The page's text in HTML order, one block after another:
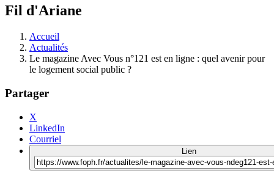
Fil d'Ariane
Accueil
Actualités
Le magazine Avec Vous n°121 est en ligne : quel avenir pour
le logement social public ?
Partager
X
LinkedIn
Courriel
Lien